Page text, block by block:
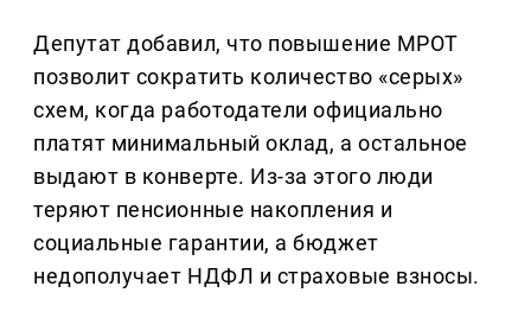
Депутат добавил, что повышение МРОТ
позволит сократить количество «серых»
схем, когда работодатели официально
платят минимальный оклад, а остальное
выдают в конверте. Из-за этого люди
теряют пенсионные накопления и
социальные гарантии, а бюджет
недополучает НДФЛ и страховые взносы.